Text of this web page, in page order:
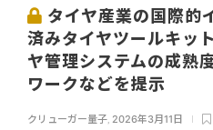
タイヤ産業の国際的
済みタイヤツールキッ
ヤ管理システムの成熟
ワークなどを提示
クリューガー量子 2026年3月11日